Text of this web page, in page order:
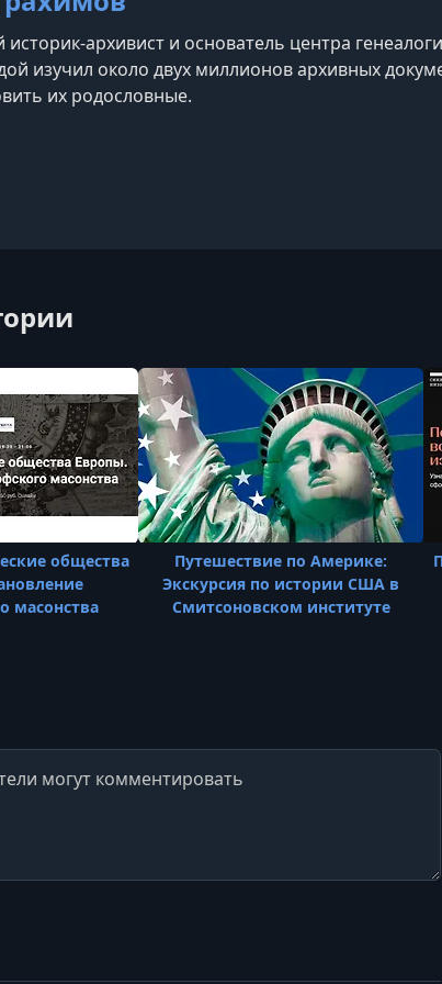
архивист и основатель центра
изучил около двух миллионов архивных
их родословные.
общества
масонства
Путешествие по Америке:
Экскурсия по истории США в
Смитсоновском институте